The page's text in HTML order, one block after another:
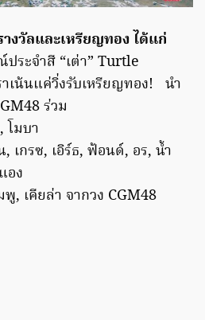
งวัลและเหรียญทอง ได้แก่
ะจำสี “เต่า” Turtle
าเน้นแค่วิ่งรับเหรียญทอง! นำ
ร่วม
โมบา
เกรซ, เอิร์ธ, ฟ้อนด์, อร, น้ำ
อง
, เคียล่า จากวง CGM48